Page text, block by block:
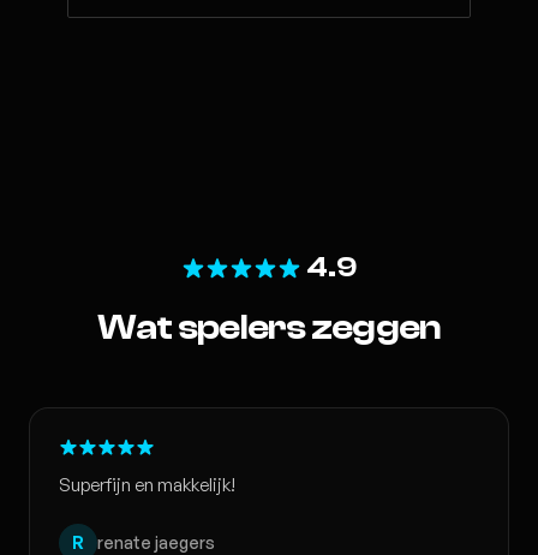
4.9
Wat spelers zeggen
Superfijn en makkelijk!
R renate jaegers